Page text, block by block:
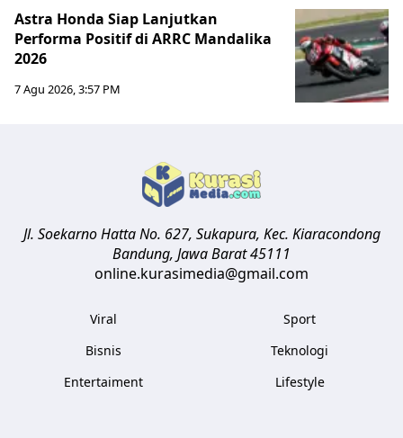
Astra Honda Siap Lanjutkan
Performa Positif di ARRC Mandalika
2026
7 Agu 2026, 3:57 PM
Jl. Soekarno Hatta No. 627, Sukapura, Kec. Kiaracondong
Bandung, Jawa Barat45111
online.kurasimedia@gmail.com
Viral
Bisnis
Entertaiment
Sport
Teknologi
Lifestyle